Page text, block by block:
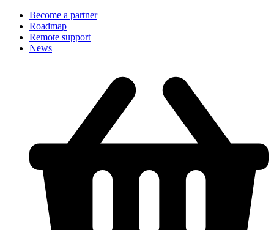
Become a partner
Roadmap
Remote support
News